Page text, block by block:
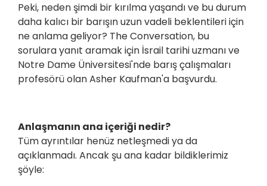
Peki, neden şimdi bir kırılma yaşandı ve bu durum
daha kalıcı bir barışın uzun vadeli beklentileri için
ne anlama geliyor? The Conversation, bu
sorulara yanıt aramak için İsrail tarihi uzmanı ve
Notre Dame Üniversitesi'nde barış çalışmaları
profesörü olan Asher Kaufman'a başvurdu.
Anlaşmanın ana içeriği nedir?
Tüm ayrıntılar henüz netleşmedi ya da
açıklanmadı. Ancak şu ana kadar bildiklerimiz
şöyle: